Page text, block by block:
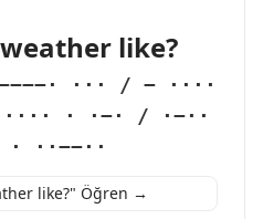
like?
··· / − ····
· ·−· / ·−··
· ··−−··
like?" Öğren →